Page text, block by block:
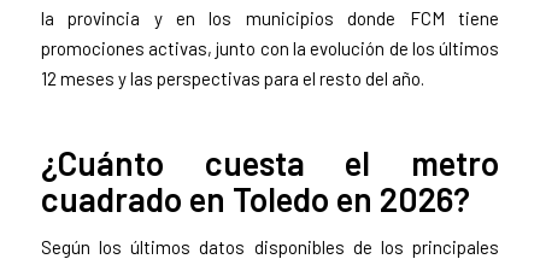
la provincia y en los municipios donde FCM tiene
promociones activas, junto con la evolución de los últimos
12 meses y las perspectivas para el resto del año.
¿Cuánto cuesta el metro
cuadrado en Toledo en 2026?
Según los últimos datos disponibles de los principales